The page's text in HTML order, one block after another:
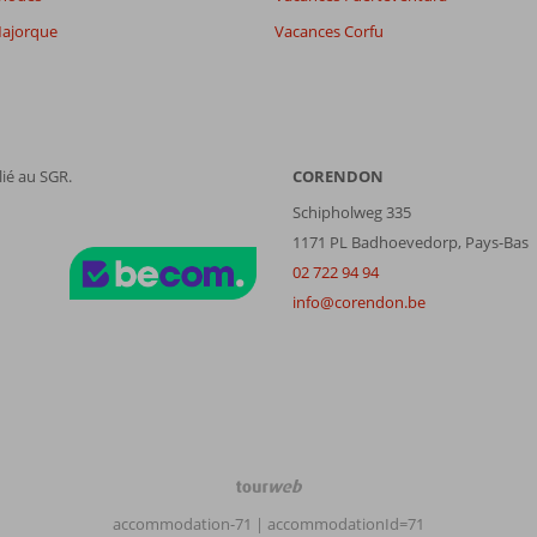
Vacances Corfu
au SGR.
CORENDON
Schipholweg 335
1171 PL Badhoevedorp, Pays-Bas
02 722 94 94
info@corendon.be
TourWeb
accommodation-71 | accommodationId=71